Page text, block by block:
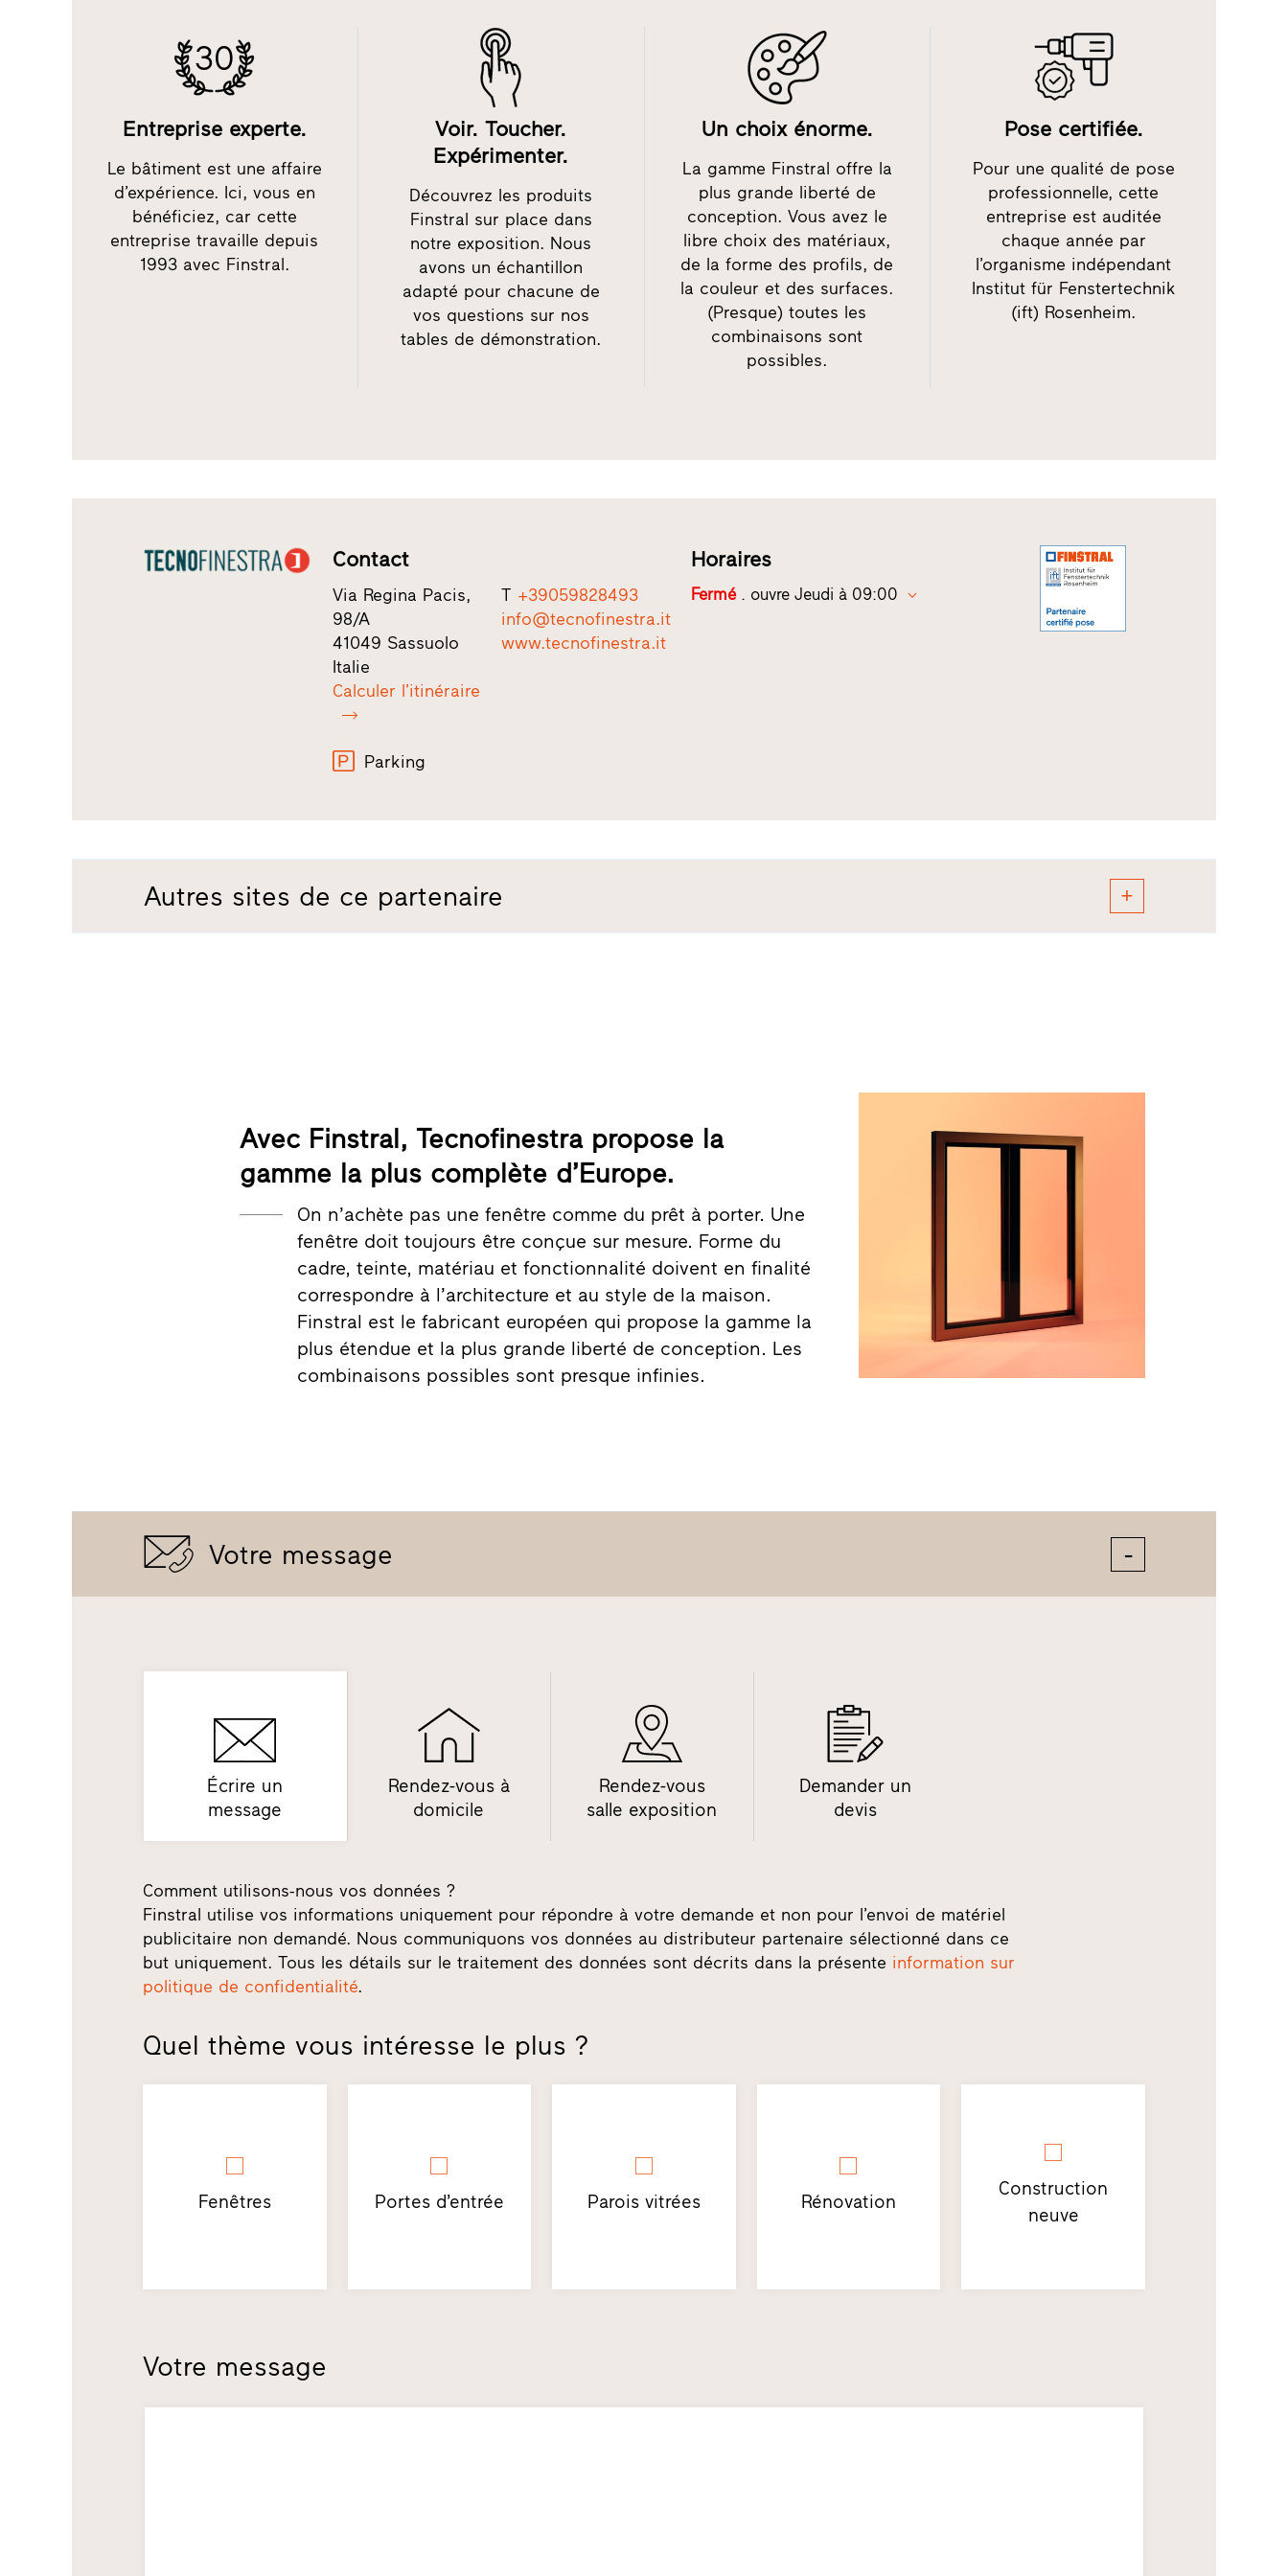
30
Entreprise experte.
Le bâtiment est une affaire
d’expérience. Ici, vous en
bénéficiez, car cette
entreprise travaille depuis
1993 avec Finstral.
Voir. Toucher.
Expérimenter.
Découvrez les produits
Finstral sur place dans
notre exposition. Nous
avons un échantillon
adapté pour chacune de
vos questions sur nos
tables de démonstration.
Un choix énorme.
La gamme Finstral offre la
plus grande liberté de
conception. Vous avez le
libre choix des matériaux,
de la forme des profils, de
la couleur et des surfaces.
(Presque) toutes les
combinaisons sont
possibles.
Pose certifiée.
Pour une qualité de pose
professionnelle, cette
entreprise est auditée
chaque année par
l’organisme indépendant
Institut für Fenstertechnik
(ift) Rosenheim.
Contact
Via Regina Pacis,
98/A
41049 Sassuolo
Italie
Calculer l’itinéraire
T +39059828493
info@tecnofinestra.it
www.tecnofinestra.it
Parking
Horaires
Fermé. ouvre Jeudi à 09:00
Autres sites de ce partenaire
Avec Finstral, Tecnofinestra propose la
gamme la plus complète d’Europe.
On n’achète pas une fenêtre comme du prêt à porter. Une
fenêtre doit toujours être conçue sur mesure. Forme du
cadre, teinte, matériau et fonctionnalité doivent en finalité
correspondre à l’architecture et au style de la maison.
Finstral est le fabricant européen qui propose la gamme la
plus étendue et la plus grande liberté de conception. Les
combinaisons possibles sont presque infinies.
Votre message
Écrire un
message
Rendez-vous à
domicile
Rendez-vous
salle exposition
Demander un
devis
Comment utilisons-nous vos données ?
Finstral utilise vos informations uniquement pour répondre à votre demande et non pour l’envoi de matériel
publicitaire non demandé. Nous communiquons vos données au distributeur partenaire sélectionné dans ce
but uniquement. Tous les détails sur le traitement des données sont décrits dans la présente information sur
politique de confidentialité.
Quel thème vous intéresse le plus ?
Fenêtres Portes d’entrée Parois vitrées Rénovation
Construction
neuve
Votre message